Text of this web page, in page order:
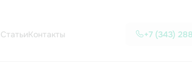
СтатьиКонтакты +7 (343)